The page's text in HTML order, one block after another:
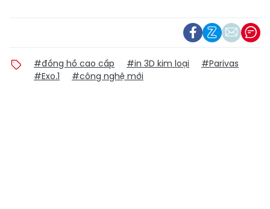
#đồng hồ cao cấp #in 3D kim loại
#Parivas
#Exo.1
#công nghệ mới